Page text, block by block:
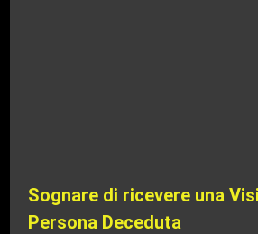
Sognare di ricevere una
Persona Deceduta